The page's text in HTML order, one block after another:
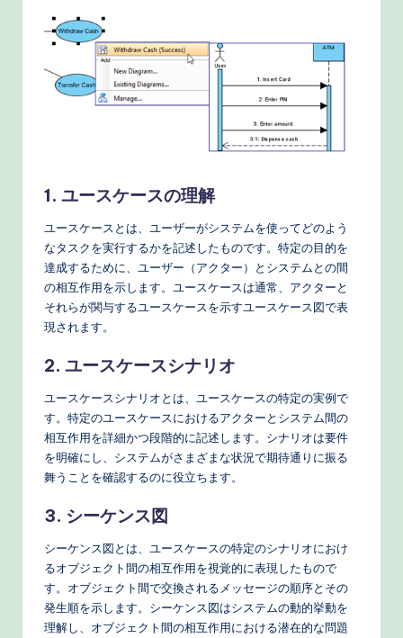
fl
o
w
&
M
o
rn
T
1. ユースケースの理解
ユースケースとは、ユーザーがシステムを使ってどのよう
なタスクを実行するかを記述したものです。特定の目的を
達成するために、ユーザー（アクター）とシステムとの間
の相互作用を示します。ユースケースは通常、アクターと
それらが関与するユースケースを示すユースケース図で表
現されます。
2. ユースケースシナリオ
ユースケースシナリオとは、ユースケースの特定の実例で
す。特定のユースケースにおけるアクターとシステム間の
相互作用を詳細かつ段階的に記述します。シナリオは要件
を明確にし、システムがさまざまな状況で期待通りに振る
舞うことを確認するのに役立ちます。
3. シーケンス図
シーケンス図とは、ユースケースの特定のシナリオにおけ
るオブジェクト間の相互作用を視覚的に表現したもので
す。オブジェクト間で交換されるメッセージの順序とその
発生順を示します。シーケンス図はシステムの動的挙動を
理解し、オブジェクト間の相互作用における潜在的な問題